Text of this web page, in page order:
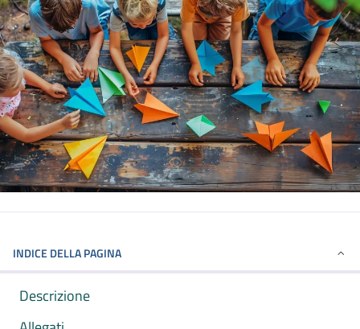
INDICE DELLA PAGINA
Descrizione